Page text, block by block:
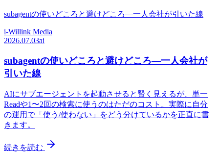
subagentの使いどころと避けどころ—一人会社が引いた線
i-Willink Media
2026.07.03ai
subagentの使いどころと避けどころ—一人会社が
引いた線
AIにサブエージェントを起動させると賢く見えるが、単一
Readや1〜2回の検索に使うのはただのコスト。実際に自分
の運用で「使う/使わない」をどう分けているかを正直に書
きます。
続きを読む